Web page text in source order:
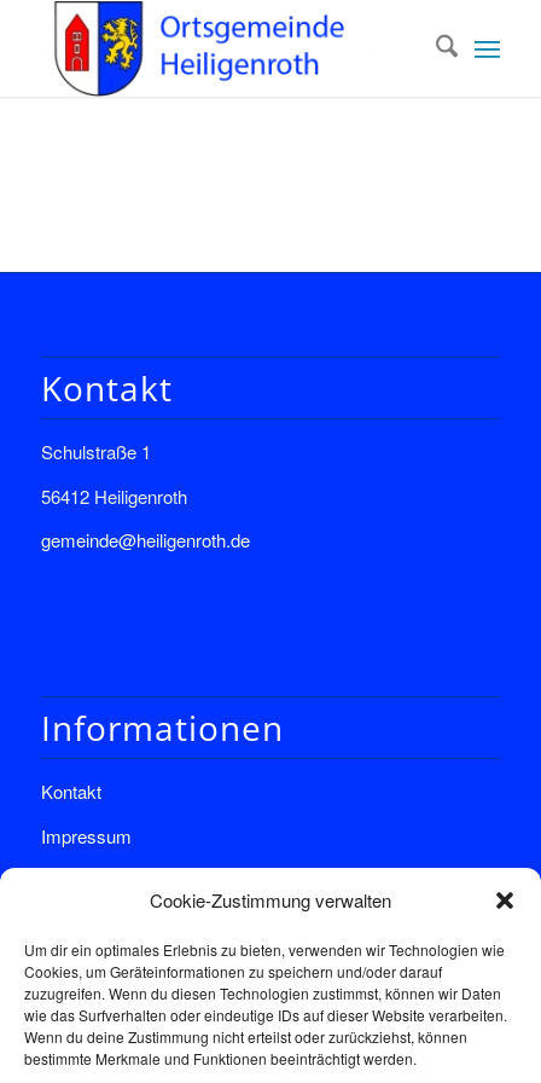
Cookie-Zustimmung verwalten
Um dir ein optimales Erlebnis zu bieten, verwenden wir Technologien wie
Cookies, um Geräteinformationen zu speichern und/oder darauf
zuzugreifen. Wenn du diesen Technologien zustimmst, können wir Daten
wie das Surfverhalten oder eindeutige IDs auf dieser Website verarbeiten.
Wenn du deine Zustimmung nicht erteilst oder zurückziehst, können
bestimmte Merkmale und Funktionen beeinträchtigt werden.
Kontakt
Schulstraße 1
56412 Heiligenroth
gemeinde@heiligenroth.de
Informationen
Kontakt
Impressum
Sprechstunde